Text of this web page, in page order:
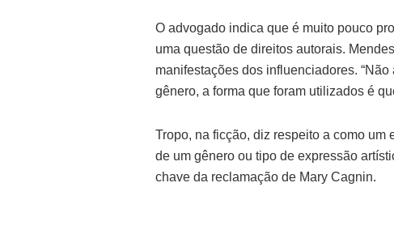
O advogado indica que é muito pouco
uma questão de direitos autorais.
manifestações dos influenciadores.
gênero, a forma que foram utilizados é
Tropo, na ficção, diz respeito a como um
de um gênero ou tipo de expressão
chave da reclamação de Mary Cagnin.